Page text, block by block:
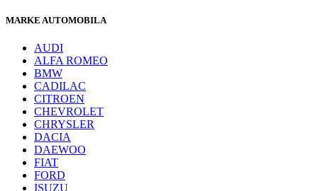
MARKE AUTOMOBILA
AUDI
ALFA ROMEO
BMW
CADILAC
CITROEN
CHEVROLET
CHRYSLER
DACIA
DAEWOO
FIAT
FORD
ISUZU